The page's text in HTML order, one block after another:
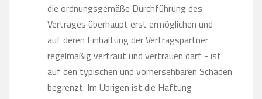
die ordnungsgemäße Durchführung des
Vertrages überhaupt erst ermöglichen und
auf deren Einhaltung der Vertragspartner
regelmäßig vertraut und vertrauen darf - ist
auf den typischen und vorhersehbaren Schaden
begrenzt. Im Übrigen ist die Haftung